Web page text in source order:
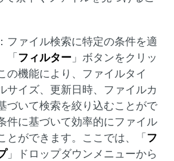
：ファイル検索に特定の条件を適
「 フィルター 」ボタンをクリッ
の機能により、ファイルタイ
サイズ、更新日時、ファイルカ
づいて検索を絞り込むことがで
件に基づいて効率的にファイル
とができます。ここでは、「 フ
」ドロップダウンメニューから